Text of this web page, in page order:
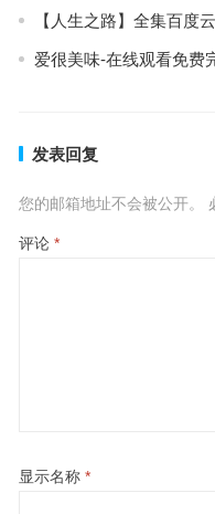
【人生之路】全集百度
爱很美味-在线观看免费
发表回复
您的邮箱地址不会被公开。
评论 *
显示名称 *